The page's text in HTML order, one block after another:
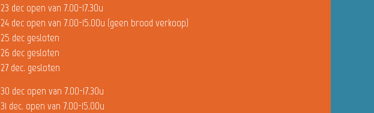
23 dec open van 7.00-17.30u
24 dec open van 7.00-15.00u (geen brood verkoop)
25 dec gesloten
26 dec gesloten
27 dec. gesloten
30 dec open van 7.00-17.30u
31 dec. open van 7.00-15.00u